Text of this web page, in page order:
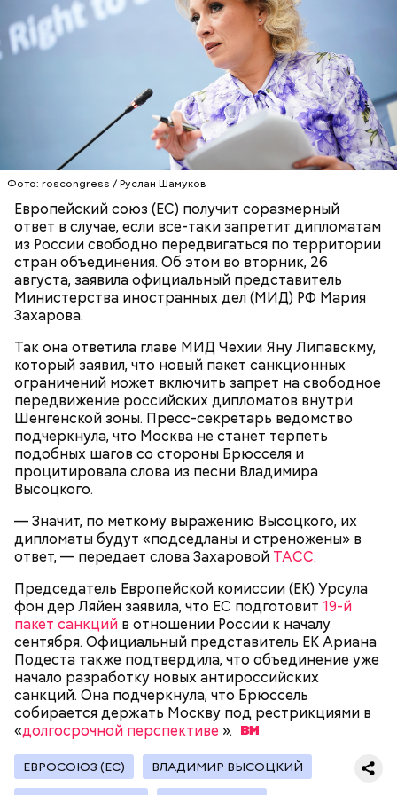
Фото: roscongress / Руслан Шамуков
Европейский союз (ЕС) получит соразмерный
ответ в случае, если все-таки запретит дипломатам
из России свободно передвигаться по территории
стран объединения. Об этом во вторник, 26
августа, заявила официальный представитель
Министерства иностранных дел (МИД) РФ Мария
Захарова.
Так она ответила главе МИД Чехии Яну Липавскму,
который заявил, что новый пакет санкционных
ограничений может включить запрет на свободное
передвижение российских дипломатов внутри
Шенгенской зоны. Пресс-секретарь ведомство
подчеркнула, что Москва не станет терпеть
подобных шагов со стороны Брюсселя и
процитировала слова из песни Владимира
Высоцкого.
— Значит, по меткому выражению Высоцкого, их
дипломаты будут «подседланы и стреножены» в
ответ, — передает слова Захаровой ТАСС.
Председатель Европейской комиссии (ЕК) Урсула
фон дер Ляйен заявила, что ЕС подготовит 19-й
пакет санкций в отношении России к началу
сентября. Официальный представитель ЕК Ариана
Подеста также подтвердила, что объединение уже
начало разработку новых антироссийских
санкций. Она подчеркнула, что Брюссель
собирается держать Москву под рестрикциями в
«долгосрочной перспективе ».
ЕВРОСОЮЗ (ЕС) ВЛАДИМИР ВЫСОЦКИЙ
Как Цуркова призналась в работе на
спецслужбы
Более чем полгода о Елизавете Цурковой не было
ничего известно, пока 14 ноября 2023 года
видеозапись с ее участием не показали на
иракском телеканале «Аль-Рабиа».
«Моссада» и специально приехала в Сирию в 2019
году, чтобы наладить связи между Израилем и
антиправительственными силами. Цуркова
отметила, что в дальнейшем она отправилась с
подрывной миссией в Ирак. Ее основная задача
состояла «в разжигании вражды между шиитами»
(сторонниками одного из направлений ислама).